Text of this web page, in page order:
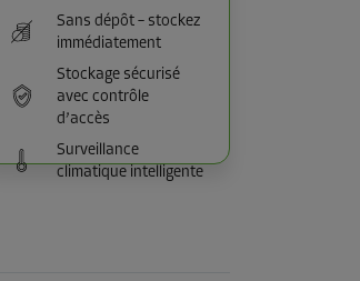
Sans dépôt – stockez
immédiatement
Stockage sécurisé
avec contrôle
d’accès
Surveillance
climatique intelligente